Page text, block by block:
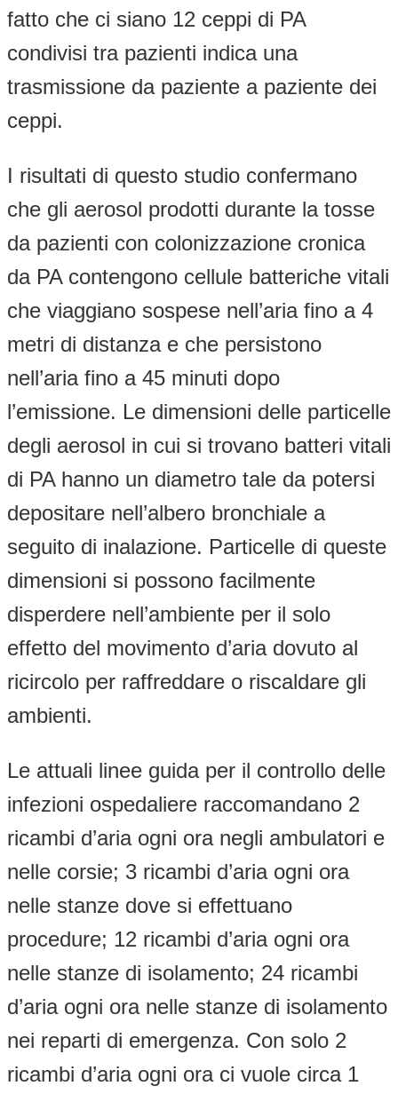
fatto che ci siano 12 ceppi di PA
condivisi tra pazienti indica una
trasmissione da paziente a paziente dei
ceppi.
I risultati di questo studio confermano
che gli aerosol prodotti durante la tosse
da pazienti con colonizzazione cronica
da PA contengono cellule batteriche vitali
che viaggiano sospese nell’aria fino a 4
metri di distanza e che persistono
nell’aria fino a 45 minuti dopo
l’emissione. Le dimensioni delle particelle
degli aerosol in cui si trovano batteri vitali
di PA hanno un diametro tale da potersi
depositare nell’albero bronchiale a
seguito di inalazione. Particelle di queste
dimensioni si possono facilmente
disperdere nell’ambiente per il solo
effetto del movimento d’aria dovuto al
ricircolo per raffreddare o riscaldare gli
ambienti.
Le attuali linee guida per il controllo delle
infezioni ospedaliere raccomandano 2
ricambi d’aria ogni ora negli ambulatori e
nelle corsie; 3 ricambi d’aria ogni ora
nelle stanze dove si effettuano
procedure; 12 ricambi d’aria ogni ora
nelle stanze di isolamento; 24 ricambi
d’aria ogni ora nelle stanze di isolamento
nei reparti di emergenza. Con solo 2
ricambi d’aria ogni ora ci vuole circa 1